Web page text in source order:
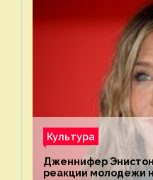
Культура
Дженнифер
реакции молодежи